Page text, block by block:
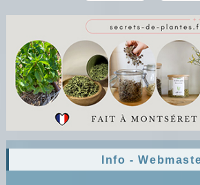
Info -